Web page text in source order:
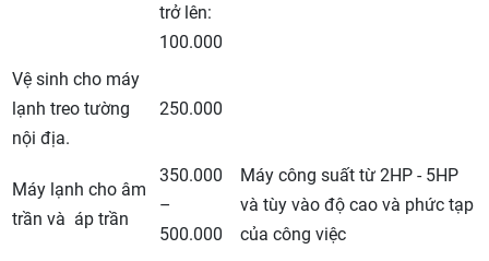
trở lên:
100.000
Vệ sinh cho máy
lạnh treo tường
nội địa.
250.000
Máy lạnh cho âm
trần và áp trần
350.000
–
500.000
Máy công suất từ 2HP - 5HP
và tùy vào độ cao và phức tạp
của công việc